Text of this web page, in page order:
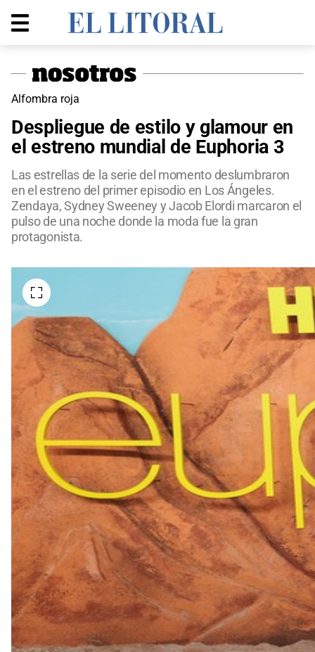
Alfombra roja
Despliegue de estilo y glamour en
el estreno mundial de Euphoria 3
Las estrellas de la serie del momento deslumbraron
en el estreno del primer episodio en Los Ángeles.
Zendaya, Sydney Sweeney y Jacob Elordi marcaron el
pulso de una noche donde la moda fue la gran
protagonista.